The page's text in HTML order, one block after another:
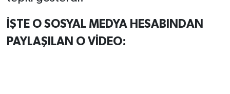
İŞTE O SOSYAL MEDYA HESABINDAN
PAYLAŞILAN O VİDEO: